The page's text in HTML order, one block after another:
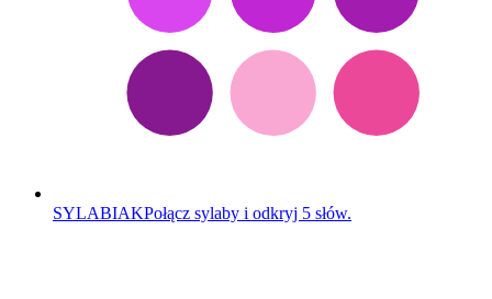
SYLABIAKPołącz sylaby i odkryj 5 słów.